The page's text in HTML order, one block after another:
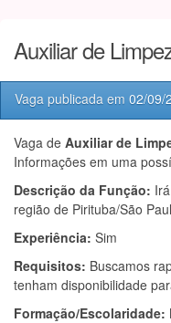
Auxiliar de
Vaga publicada em 02/09/
Vaga de Auxiliar de
Informações em uma
Descrição da Função:
região de Pirituba/São
Experiência: Sim
Requisitos: Buscamos
tenham disponibilidade
Formação/Escolaridade: